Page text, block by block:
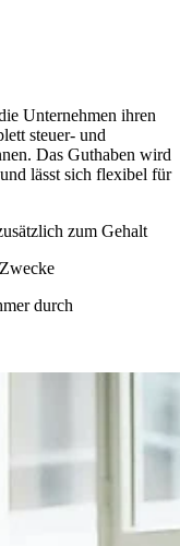
Unternehmen ihren
steuer- und
Das Guthaben wird
lässt sich flexibel für
zum Gehalt
durch